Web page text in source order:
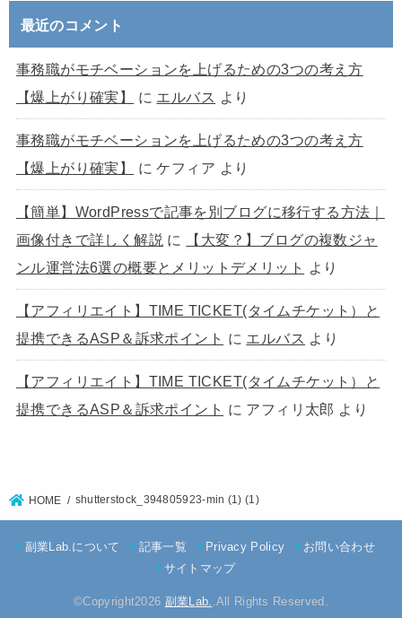
最近のコメント
事務職がモチベーションを上げるための3つの考え方
【爆上がり確実】
に エルバス より
事務職がモチベーションを上げるための3つの考え方
【爆上がり確実】
にケフィア より
【簡単】WordPressで記事を別ブログに移行する方法｜
画像付きで詳しく解説 に
【大変？】ブログの複数ジャ
ンル運営法6選の概要とメリットデメリット
より
【アフィリエイト】TIME TICKET(タイムチケット）と
提携できるASP＆訴求ポイント に エルバス より
【アフィリエイト】TIME TICKET(タイムチケット）と
提携できるASP＆訴求ポイント に アフィリ太郎 より
HOME shutterstock_394805923-min (1) (1)
副業Lab.について 記事一覧 Privacy Policy
お問い合わせ
サイトマップ
©Copyright2026 副業Lab. .All Rights Reserved.